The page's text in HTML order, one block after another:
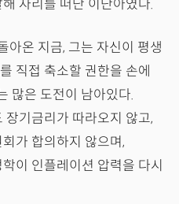
자리를 떠난 이단아였다.
아온 지금, 그는 자신이 평생
직접 축소할 권한을 손에
많은 도전이 남아있다.
기금리가 따라오지 않고,
가 합의하지 않으며,
이 인플레이션 압력을 다시